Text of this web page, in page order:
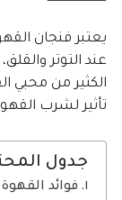
يعتبر فنجان
عند التوتر
الكثير من محبي
تأثير لشرب
جدول
فوائد